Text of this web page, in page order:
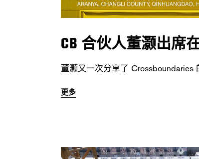
CB 合伙人董灏出席
董灏又一次分享了 Crossboundaries
更多